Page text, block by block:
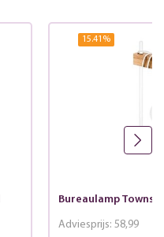
15.41 %
Bureaulamp
Adviesprijs: 58,99